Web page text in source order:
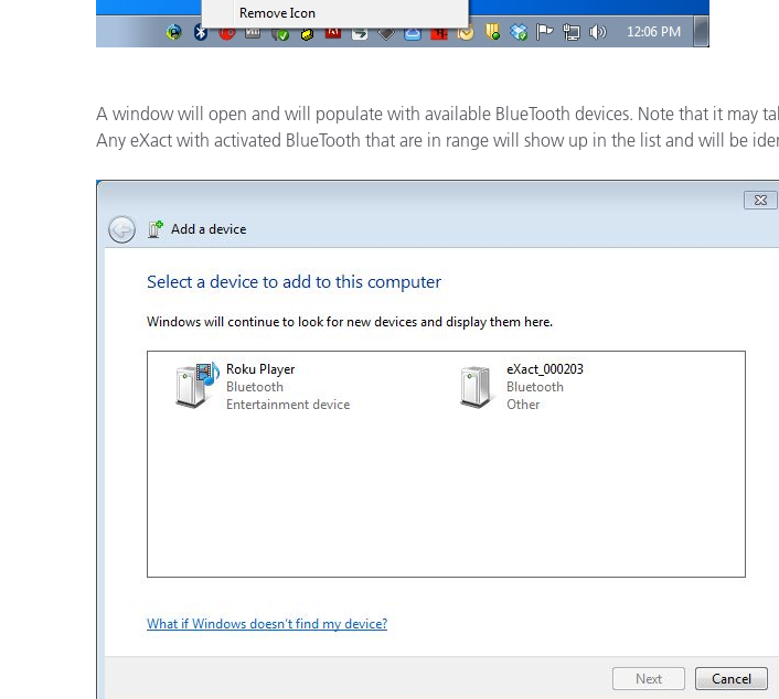
A window will open and will populate with available BlueTooth devices. Note that it may
Any eXact with activated BlueTooth that are in range will show up in the list and will be